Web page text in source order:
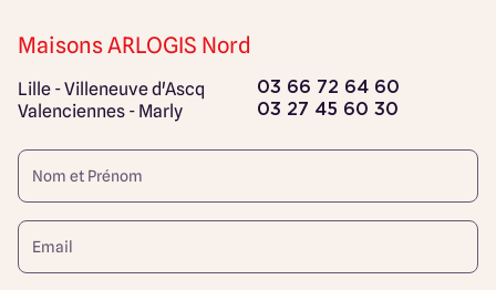
Maisons ARLOGIS Nord
Lille - Villeneuve d'Ascq 03 66 72 64 60
Valenciennes - Marly 03 27 45 60 30